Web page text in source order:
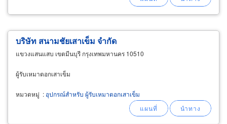
บริษัท สนามชัยเสาเข็ม จำกัด
แขวงแสนแสบ เขตมีนบุรี กรุงเทพมหานคร 10510
ผู้รับเหมาตอกเสาเข็ม
หมวดหมู่ : อุปกรณ์สำหรับ ผู้รับเหมาตอกเสาเข็ม